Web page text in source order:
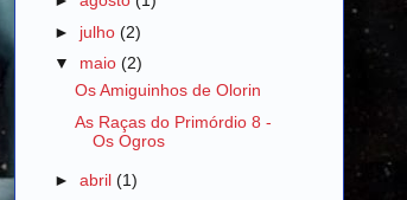
► julho (2)
▼ maio (2)
Os Amiguinhos de Olorin
As Raças do Primórdio 8 -
Os Ogros
► abril (1)